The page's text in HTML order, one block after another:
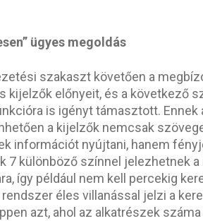
ügyes megoldás
szakaszt követően a
kijelzők előnyeit, és a következő
is igényt támasztott. Ennek
a kijelzők nemcsak
információt nyújtani, hanem
7 különböző színnel jelezhetnek a
így például nem kell percekig
rendszer éles villanással jelzi a
azt, ahol az alkatrészek